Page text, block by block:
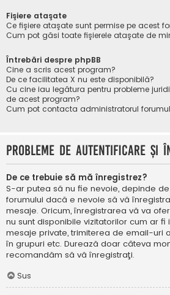
Fişiere ataşate
Ce fişiere ataşate sunt permise pe acest
Cum pot găsi toate fişierele ataşate de
Întrebări despre phpBB
Cine a scris acest program?
De ce facilitatea X nu este disponibilă?
Cu cine iau legătura pentru probleme
de acest program?
Cum pot contacta administratorul
Probleme de autentificare şi
De ce trebuie să mă înregistrez?
S-ar putea să nu fie nevoie, depinde
forumului dacă e nevoie să vă
mesaje. Oricum, înregistrarea vă va
nu sunt disponibile vizitatorilor cum ar fi
mesaje private, trimiterea de email-uri
în grupuri etc. Durează doar câteva
recomandăm să vă înregistraţi.
Sus